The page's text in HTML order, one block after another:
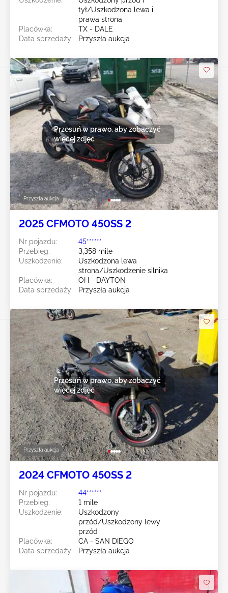
tył/Uszkodzona lewa i
prawa strona
Placówka:
TX - DALE
Data sprzedaży:
Przyszła aukcja
Przyszła aukcja
Przesuń w prawo, aby zobaczyć
więcej zdjęć
2025 CFMOTO 450SS 2
Nr pojazdu:
45******
Przebieg:
3,358 mile
Uszkodzenie:
Uszkodzona lewa
strona/Uszkodzenie silnika
Placówka:
OH - DAYTON
Data sprzedaży:
Przyszła aukcja
Przyszła aukcja
Przesuń w prawo, aby zobaczyć
więcej zdjęć
2024 CFMOTO 450SS 2
Nr pojazdu:
44******
Przebieg:
1 mile
Uszkodzenie:
Uszkodzony
przód/Uszkodzony lewy
przód
Placówka:
CA - SAN DIEGO
Data sprzedaży:
Przyszła aukcja